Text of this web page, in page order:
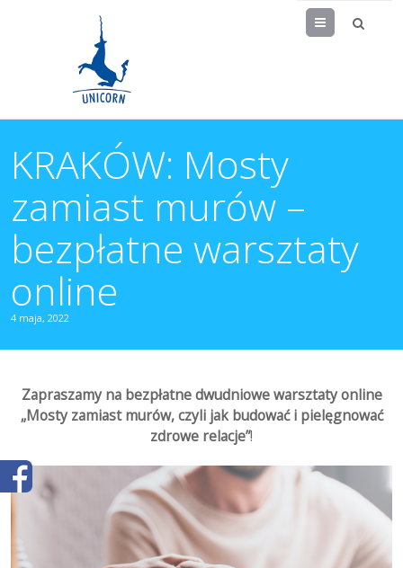
Menu
KRAKÓW: Mosty
zamiast murów –
bezpłatne warsztaty
online
4 maja, 2022
Zapraszamy na bezpłatne dwudniowe warsztaty online
„Mosty zamiast murów, czyli jak budować i pielęgnować
zdrowe relacje”!